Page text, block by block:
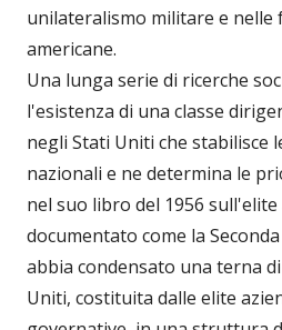
unilateralismo militare e nelle
americane.
Una lunga serie di ricerche
l'esistenza di una classe
negli Stati Uniti che stabilisce
nazionali e ne determina le
nel suo libro del 1956
documentato come la
abbia condensato una terna
Uniti, costituita dalle elite